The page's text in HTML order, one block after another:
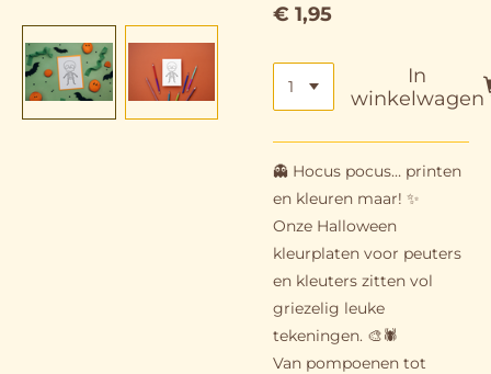
€ 1,95
In
winkelwagen
👻 Hocus pocus… printen
en kleuren maar! ✨
Onze Halloween
kleurplaten voor peuters
en kleuters zitten vol
griezelig leuke
tekeningen. 🎨🕷️
Van pompoenen tot